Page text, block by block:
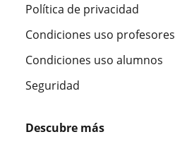
Política de privacidad
Condiciones uso profesores
Condiciones uso alumnos
Seguridad
Descubre más